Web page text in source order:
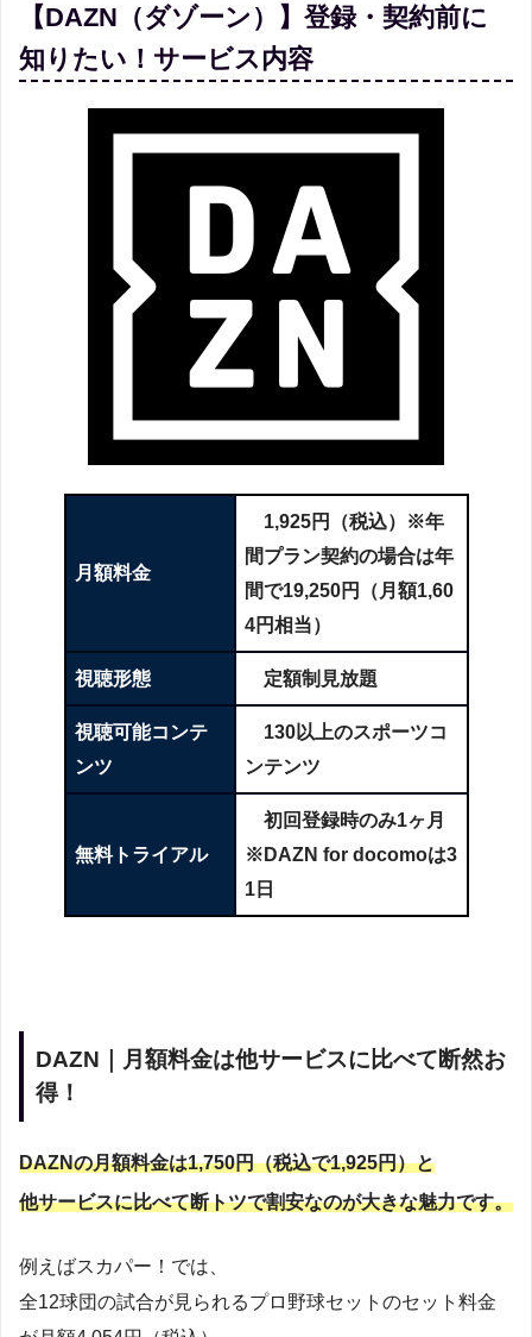
【DAZN（ダゾーン）】登録・契約前に
知りたい！サービス内容
月額料金
1,925円（税込）※年
間プラン契約の場合は年
間で19,250円（月額1,60
4円相当）
視聴形態 定額制見放題
視聴可能コンテ
ンツ
130以上のスポーツコ
ンテンツ
無料トライアル
初回登録時のみ1ヶ月
※DAZN for docomoは3
1日
DAZN｜月額料金は他サービスに比べて断然お
得！
DAZNの月額料金は1,750円（税込で1,925円）と
他サービスに比べて断トツで割安なのが大きな魅力です。
例えばスカパー！では、
全12球団の試合が見られるプロ野球セットのセット料金